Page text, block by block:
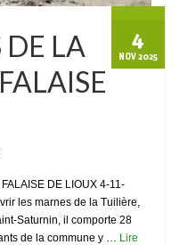
4
NOV 2025
DE LA
DE LIOUX 4-11-
les marnes de la Tuilière,
Saturnin, il comporte 28
de la commune y … Lire